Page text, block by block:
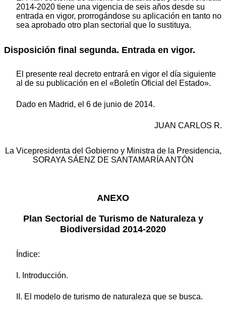
2014-2020 tiene una vigencia de seis años desde su
entrada en vigor, prorrogándose su aplicación en tanto no
sea aprobado otro plan sectorial que lo sustituya.
Disposición final segunda. Entrada en vigor.
El presente real decreto entrará en vigor el día siguiente
al de su publicación en el «Boletín Oficial del Estado».
Dado en Madrid, el 6 de junio de 2014.
JUAN CARLOS R.
La Vicepresidenta del Gobierno y Ministra de la Presidencia,
SORAYA SÁENZ DE SANTAMARÍA ANTÓN
ANEXO
Plan Sectorial de Turismo de Naturaleza y
Biodiversidad 2014-2020
Índice:
I. Introducción.
II. El modelo de turismo de naturaleza que se busca.